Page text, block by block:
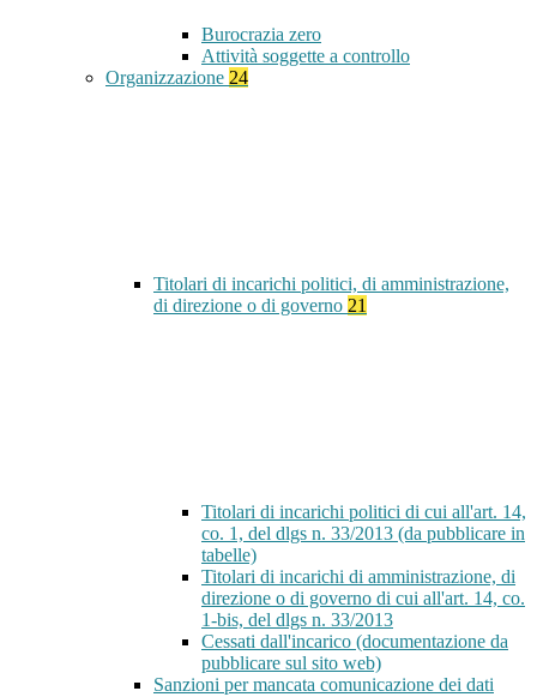
Burocrazia zero
Attività soggette a controllo
Organizzazione 24
Titolari di incarichi politici, di amministrazione,
di direzione o di governo 21
Titolari di incarichi politici di cui all'art. 14,
co. 1, del dlgs n. 33/2013 (da pubblicare in
tabelle)
Titolari di incarichi di amministrazione, di
direzione o di governo di cui all'art. 14, co.
1-bis, del dlgs n. 33/2013
Cessati dall'incarico (documentazione da
pubblicare sul sito web)
Sanzioni per mancata comunicazione dei dati